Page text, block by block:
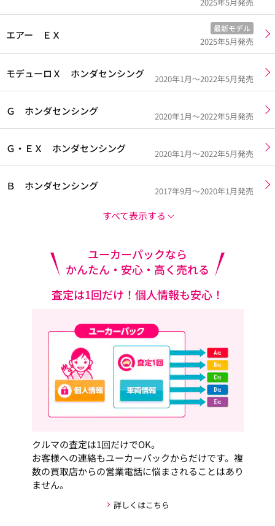
エアー ＥＸ
最新モデル
2025年5月発売
モデューロＸ ホンダセンシング 2020年1月～2022年5月発売
Ｇ ホンダセンシング 2020年1月～2022年5月発売
Ｇ・ＥＸ ホンダセンシング 2020年1月～2022年5月発売
Ｂ ホンダセンシング 2017年9月～2020年1月発売
すべて表示する
ユーカーパックなら
かんたん・安心・高く売れる
査定は1回だけ！個人情報も安心！
クルマの査定は1回だけでOK。
お客様への連絡もユーカーパックからだけです。複
数の買取店からの営業電話に悩まされることはあり
ません。
詳しくはこちら